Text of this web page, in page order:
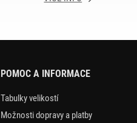
POMOC A INFORMACE
Tabulky velikostí
Možnosti dopravy a platby